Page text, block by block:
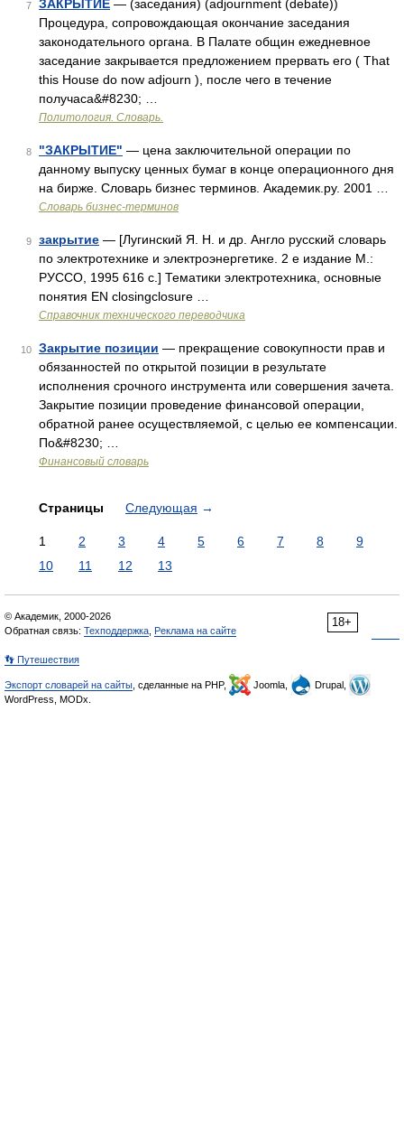
7 ЗАКРЫТИЕ — (заседания) (adjournment (debate))
Процедура, сопровождающая окончание заседания
законодательного органа. В Палате общин ежедневное
заседание закрывается предложением прервать его ( That
this House do now adjourn ), после чего в течение
получаса&#8230; …
Политология. Словарь.
8 "ЗАКРЫТИЕ" — цена заключительной операции по
данному выпуску ценных бумаг в конце операционного дня
на бирже. Словарь бизнес терминов. Академик.ру. 2001 …
Словарь бизнес-терминов
9 закрытие — [Лугинский Я. Н. и др. Англо русский словарь
по электротехнике и электроэнергетике. 2 е издание М.:
РУССО, 1995 616 с.] Тематики электротехника, основные
понятия EN closingclosure …
Справочник технического переводчика
10 Закрытие позиции — прекращение совокупности прав и
обязанностей по открытой позиции в результате
исполнения срочного инструмента или совершения зачета.
Закрытие позиции проведение финансовой операции,
обратной ранее осуществляемой, с целью ее компенсации.
По&#8230; …
Финансовый словарь
Страницы Следующая →
1 2 3 4 5 6 7 8
9
10
11 12 13
18+
© Академик, 2000-2026
Обратная связь: Техподдержка Реклама на сайте
👣 Путешествия
Экспорт словарей на сайты , сделанные на PHP, Joomla,
Drupal,
WordPress, MODx.